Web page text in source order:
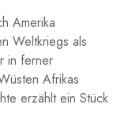
Amerika‍
Weltkriegs als
in ferner
Afrikas
erzählt⁢ ein Stück